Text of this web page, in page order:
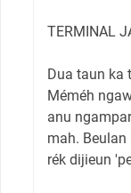
TERMINAL
Dua taun ka
Méméh
anu
mah.
rék dijieun